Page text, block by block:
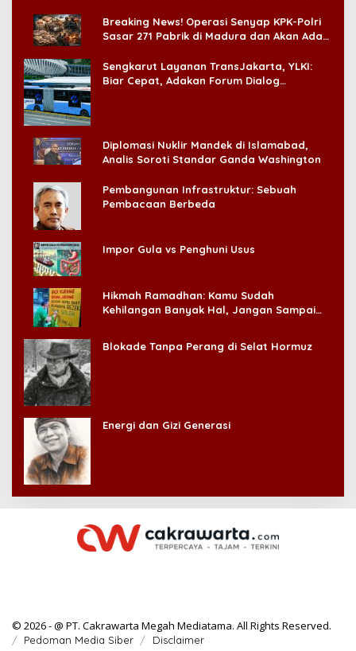
Breaking News! Operasi Senyap KPK-Polri
Sasar 271 Pabrik di Madura dan Akan Ada
Sengkarut Layanan TransJakarta, YLKI:
Biar Cepat, Adakan Forum Dialog
Diplomasi Nuklir Mandek di Islamabad,
Analis Soroti Standar Ganda Washington
Pembangunan Infrastruktur: Sebuah
Pembacaan Berbeda
Impor Gula vs Penghuni Usus
Hikmah Ramadhan: Kamu Sudah
Kehilangan Banyak Hal, Jangan Sampai
Blokade Tanpa Perang di Selat Hormuz
Energi dan Gizi Generasi
© 2026 - @ PT. Cakrawarta Megah Mediatama. All Rights Reserved.
Pedoman Media Siber Disclaimer